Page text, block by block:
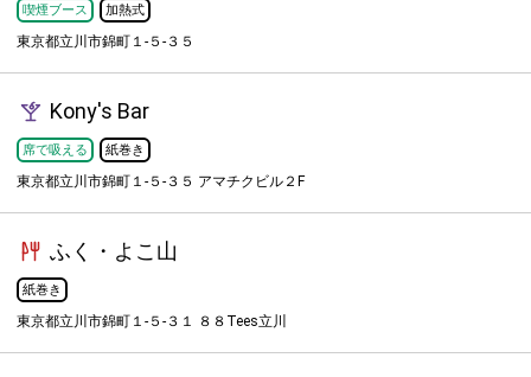
喫煙ブース 加熱式
東京都立川市錦町１-５-３５
Kony's Bar
席で吸える 紙巻き
東京都立川市錦町１-５-３５ アマチクビル２F
ふく・よこ山
紙巻き
東京都立川市錦町１-５-３１ ８８Tees立川